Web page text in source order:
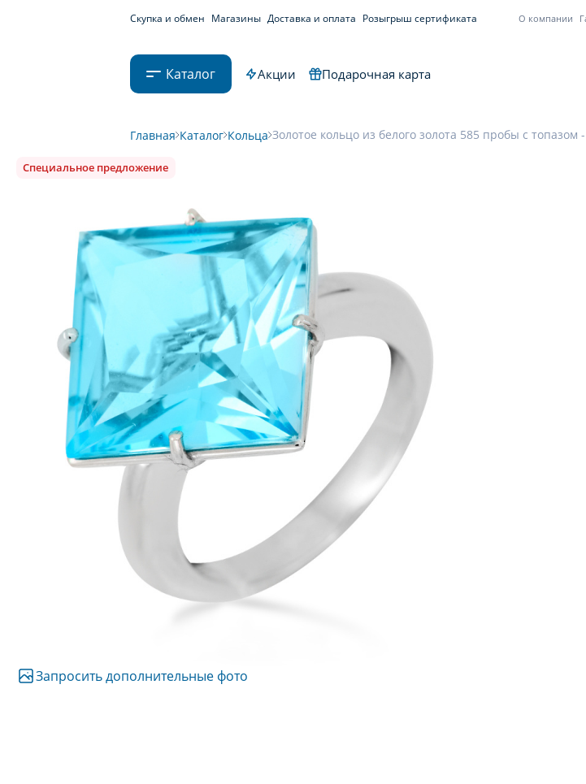
Скупка и обмен Магазины Доставка и оплата Розыгрыш сертификата О компании
Каталог Акции Подарочная карта
Главная Каталог Кольца Золотое кольцо из белого золота 585 пробы с топазом
Специальное предложение
Запросить дополнительные фото